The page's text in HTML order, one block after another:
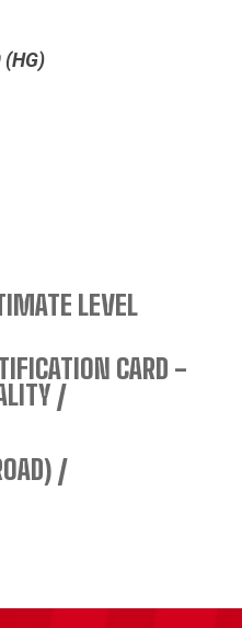
(HG)
LEVEL
CARD -